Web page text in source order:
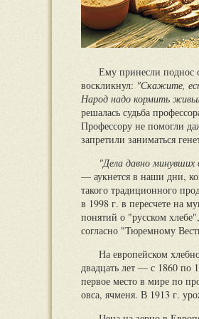
Ему принесли поднос
воскликнул: "Скажите,
Народ надо кормить
решалась судьба
Профессору не помогли
запретили заниматься
"Дела давно минувших
— аукнется в наши дни,
такого традиционного
в 1998 г. в пересчете на
понятий о "русском
согласно "Тюремному
На европейском
двадцать лет — с 1860 по
первое место в мире по
овса, ячменя. В 1913 г.